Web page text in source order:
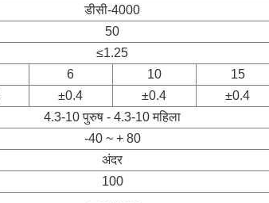
डीसी-4000
50
≤1.25
6 10
15
±0.4 ±0.4
±0.4
4.3-10 पुरुष - 4.3-10 महिला
-40 ~ + 80
अंदर
100